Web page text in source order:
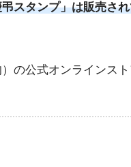
スタンプ」は販売さ
の公式オンラインス